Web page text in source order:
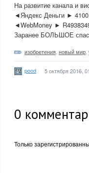
На развитие канала и
◄Яндекс Деньги ►
◄WebMoney ►
Заранее БОЛЬШОЕ
изобретения новый мир
pood 5 октября 2016,
0
Только